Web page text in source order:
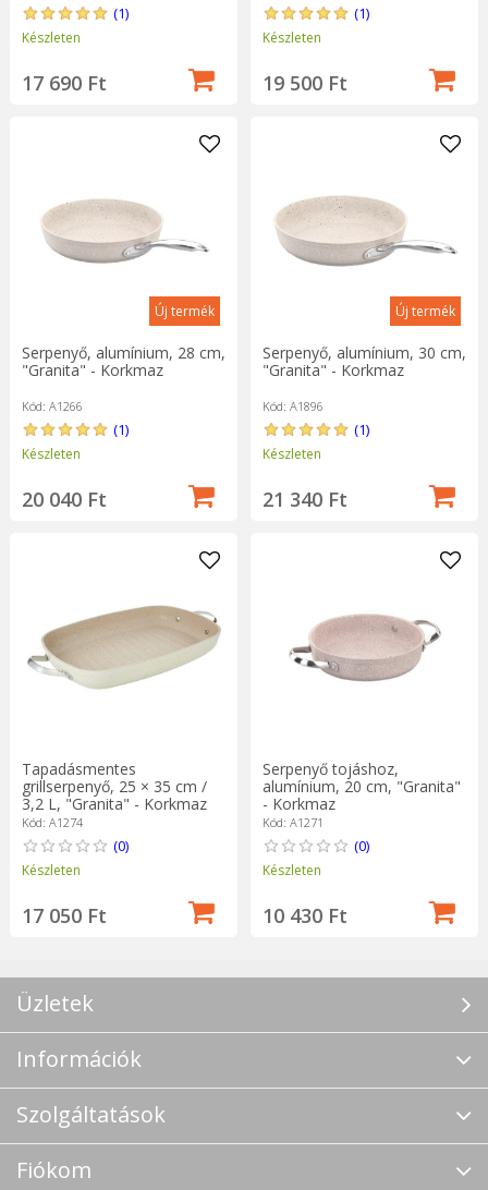
(1)
Készleten
17 690 Ft
(1)
Készleten
19 500 Ft
Új termék
Serpenyő, alumínium, 28 cm,
"Granita" - Korkmaz
Kód: A1266
(1)
Készleten
20 040 Ft
Új termék
Serpenyő, alumínium, 30 cm,
"Granita" - Korkmaz
Kód: A1896
(1)
Készleten
21 340 Ft
Tapadásmentes
grillserpenyő, 25 × 35 cm /
3,2 L, "Granita" - Korkmaz
Kód: A1274
(0)
Készleten
17 050 Ft
Serpenyő tojáshoz,
alumínium, 20 cm, "Granita"
- Korkmaz
Kód: A1271
(0)
Készleten
10 430 Ft
Üzletek
Információk
Szolgáltatások
Fiókom